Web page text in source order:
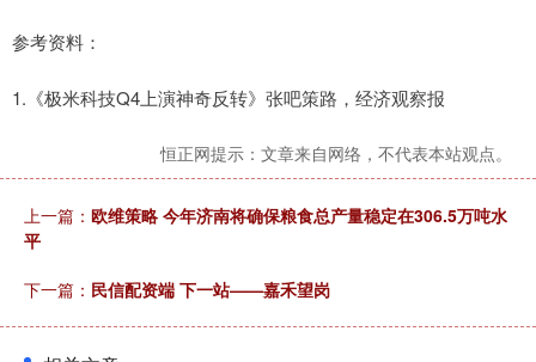
参考资料：
1.《极米科技Q4上演神奇反转》张吧策路，经济观察报
恒正网提示：文章来自网络，不代表本站观点。
上一篇： 欧维策略 今年济南将确保粮食总产量稳定在306.5万吨水
平
下一篇： 民信配资端 下一站——嘉禾望岗